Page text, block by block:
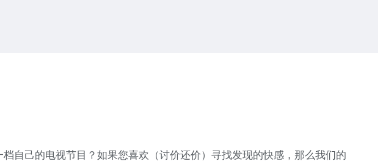
自己的电视节目？如果您喜欢（讨价还价）寻找发现的快感，那么我们的